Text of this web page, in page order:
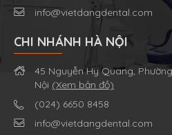
info@vietdangdental.com
CHI NHÁNH HÀ NỘI
45 Nguyễn Hy Quang,
Nội (Xem bản đồ)
(024) 6650 8458
info@vietdangdental.com